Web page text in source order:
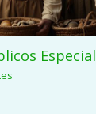
Especial